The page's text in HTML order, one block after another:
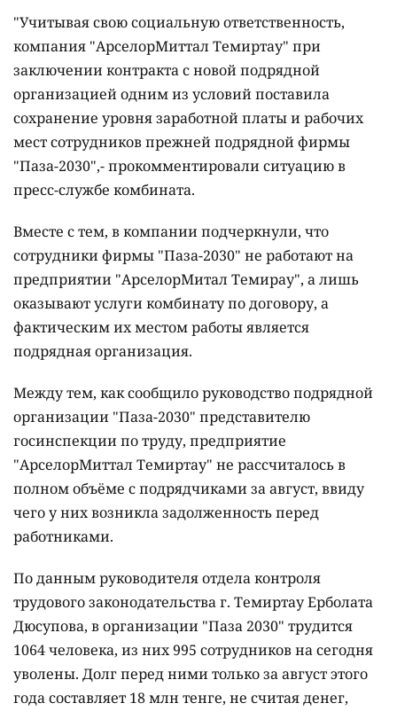
"Учитывая свою социальную ответственность,
компания "АрселорМиттал Темиртау" при
заключении контракта с новой подрядной
организацией одним из условий поставила
сохранение уровня заработной платы и рабочих
мест сотрудников прежней подрядной фирмы
"Паза-2030",- прокомментировали ситуацию в
пресс-службе комбината.
Вместе с тем, в компании подчеркнули, что
сотрудники фирмы "Паза-2030" не работают на
предприятии "АрселорМитал Темирау", а лишь
оказывают услуги комбинату по договору, а
фактическим их местом работы является
подрядная организация.
Между тем, как сообщило руководство подрядной
организации "Паза-2030" представителю
госинспекции по труду, предприятие
"АрселорМиттал Темиртау" не рассчиталось в
полном объёме с подрядчиками за август, ввиду
чего у них возникла задолженность перед
работниками.
По данным руководителя отдела контроля
трудового законодательства г. Темиртау Ерболата
Дюсупова, в организации "Паза 2030" трудится
1064 человека, из них 995 сотрудников на сегодня
уволены. Долг перед ними только за август этого
года составляет 18 млн тенге, не считая денег,